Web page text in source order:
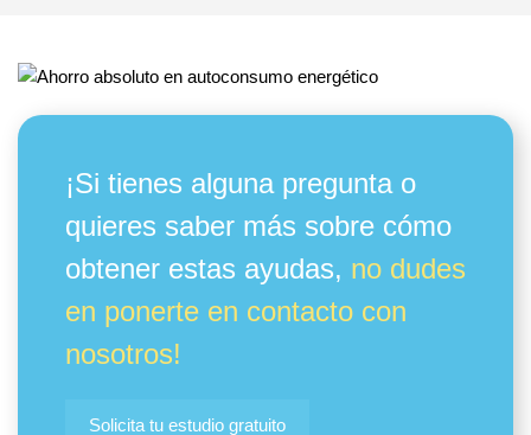
¡Si tienes alguna pregunta o
quieres saber más sobre cómo
obtener estas ayudas, no dudes
en ponerte en contacto con
nosotros!
Solicita tu estudio gratuito